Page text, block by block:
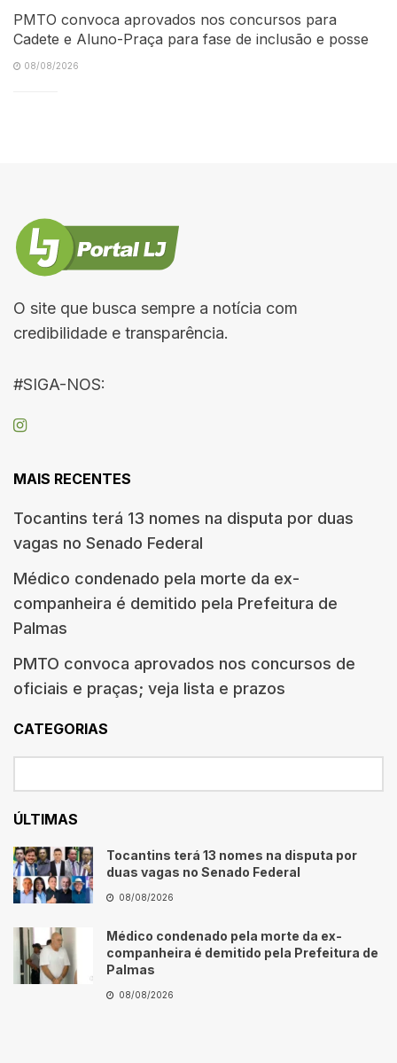
PMTO convoca aprovados nos concursos para
Cadete e Aluno-Praça para fase de inclusão e posse
08/08/2026
O site que busca sempre a notícia com
credibilidade e transparência.
#SIGA-NOS:
MAIS RECENTES
Tocantins terá 13 nomes na disputa por duas
vagas no Senado Federal
Médico condenado pela morte da ex-
companheira é demitido pela Prefeitura de
Palmas
PMTO convoca aprovados nos concursos de
oficiais e praças; veja lista e prazos
CATEGORIAS
ÚLTIMAS
Tocantins terá 13 nomes na disputa por
duas vagas no Senado Federal
08/08/2026
Médico condenado pela morte da ex-
companheira é demitido pela Prefeitura de
Palmas
08/08/2026